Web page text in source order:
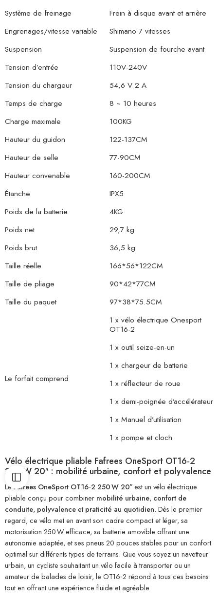
Système de freinage
Frein à disque avant et arrière
Engrenages/vitesse variable
Shimano 7 vitesses
Suspension
Suspension de fourche avant
Tension d’entrée
110V-240V
Tension du chargeur
54,6 V 2 A
Temps de charge
8 ~ 10 heures
Charge maximale
100KG
Hauteur du guidon
122-137CM
Hauteur de selle
77-90CM
Hauteur convenable
160-200CM
Étanche
IPX5
Poids de la batterie
4KG
Poids net
29,7 kg
Poids brut
36,5 kg
Taille réelle
166*56*122CM
Taille de pliage
90*42*77CM
Taille du paquet
97*38*75.5CM
Le forfait comprend
1 x vélo électrique Onesport
OT16-2
1 x outil seize-en-un
1 x chargeur de batterie
1 x réflecteur de roue
1 x demi-poignée d’accélérateur
1 x Manuel d’utilisation
1 x pompe et cloch
Vélo électrique pliable Fafrees OneSport OT16‑2
250 W 20″ : mobilité urbaine, confort et polyvalence
Le Fafrees OneSport OT16‑2 250 W 20″est un vélo électrique
pliable conçu pour combiner mobilité urbaine, confort de
conduite, polyvalenceet praticité au quotidien. Dès le premier
regard, ce vélo met en avant son cadre compact et léger, sa
motorisation 250 W efficace, sa batterie amovible offrant une
autonomie adaptée, et ses pneus 20 pouces stables pour un confort
optimal sur différents types de terrains. Que vous soyez un navetteur
urbain, un cycliste souhaitant un vélo facile à transporter ou un
amateur de balades de loisir, le OT16‑2 répond à tous ces besoins
tout en offrant une expérience fluide et agréable.